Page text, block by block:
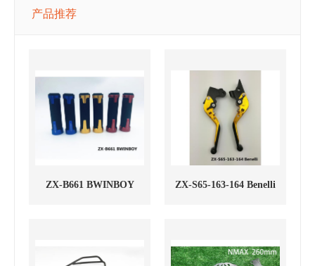
产品推荐
ZX-B661 BWINBOY ZX-S65-163-164 Benelli